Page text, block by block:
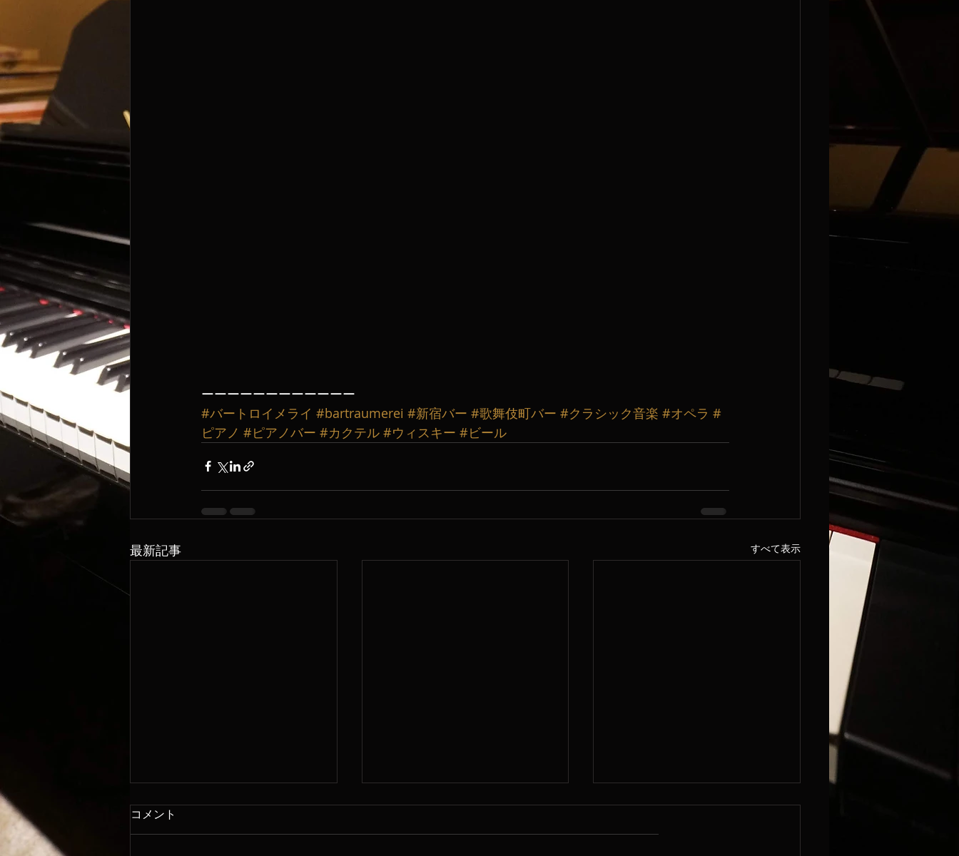
ーーーーーーーーーーーー
#バートロイメライ #bartraumerei #新宿バー #歌舞伎町バー #クラシック音楽 #オペラ #
ピアノ #ピアノバー #カクテル #ウィスキー #ビール
最新記事 すべて表示
コメント